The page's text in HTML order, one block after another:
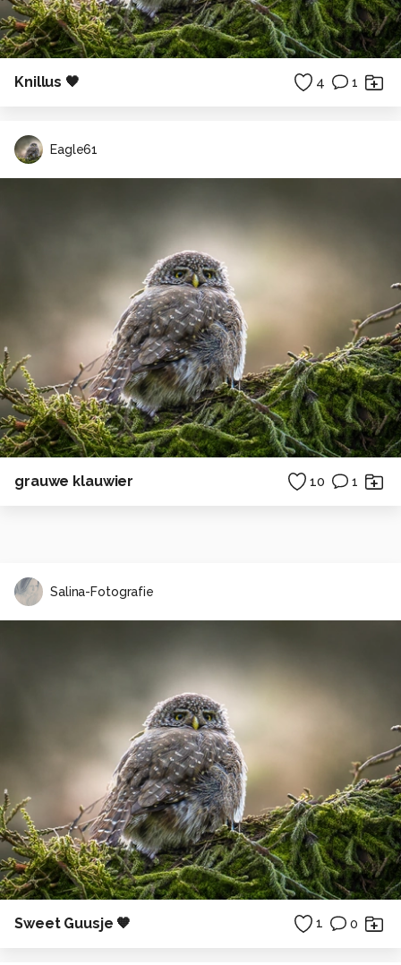
Knillus 🖤 4 1
Eagle61
grauwe klauwier 10 1
Salina-Fotografie
Sweet Guusje 🧡 1 0